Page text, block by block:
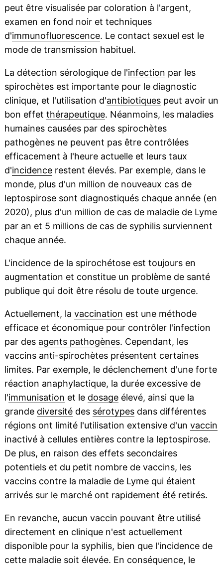
peut être visualisée par coloration à l'argent,
examen en fond noir et techniques
d'immunofluorescence. Le contact sexuel est le
mode de transmission habituel.
La détection sérologique de l'infection par les
spirochètes est importante pour le diagnostic
clinique, et l'utilisation d'antibiotiquespeut avoir un
bon effet thérapeutique. Néanmoins, les maladies
humaines causées par des spirochètes
pathogènes ne peuvent pas être contrôlées
efficacement à l'heure actuelle et leurs taux
d'incidencerestent élevés. Par exemple, dans le
monde, plus d'un million de nouveaux cas de
leptospirose sont diagnostiqués chaque année (en
2020), plus d'un million de cas de maladie de Lyme
par an et 5 millions de cas de syphilis surviennent
chaque année.
L'incidence de la spirochétose est toujours en
augmentation et constitue un problème de santé
publique qui doit être résolu de toute urgence.
Actuellement, la vaccination est une méthode
efficace et économique pour contrôler l'infection
par des agents pathogènes. Cependant, les
vaccins anti-spirochètes présentent certaines
limites. Par exemple, le déclenchement d'une forte
réaction anaphylactique, la durée excessive de
l'immunisation et le dosageélevé, ainsi que la
grande diversitédes sérotypesdans différentes
régions ont limité l'utilisation extensive d'un vaccin
inactivé à cellules entières contre la leptospirose.
De plus, en raison des effets secondaires
potentiels et du petit nombre de vaccins, les
vaccins contre la maladie de Lyme qui étaient
arrivés sur le marché ont rapidement été retirés.
En revanche, aucun vaccin pouvant être utilisé
directement en clinique n'est actuellement
disponible pour la syphilis, bien que l'incidence de
cette maladie soit élevée. En conséquence, le